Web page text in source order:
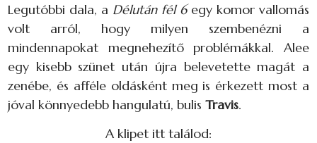
Legutóbbi dala, a Délután fél 6egy komor vallomás
volt arról, hogy milyen szembenézni a
mindennapokat megnehezítő problémákkal. Alee
egy kisebb szünet után újra belevetette magát a
zenébe, és afféle oldásként meg is érkezett most a
jóval könnyedebb hangulatú, bulis Travis.
A klipet itt találod: